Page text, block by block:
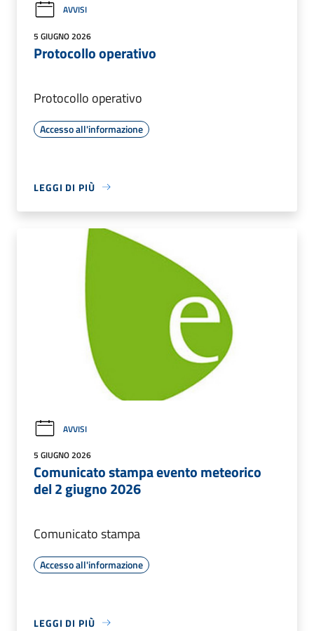
AVVISI
5 GIUGNO 2026
Protocollo operativo
Protocollo operativo
Accesso all'informazione
LEGGI DI PIÙ
AVVISI
5 GIUGNO 2026
Comunicato stampa evento meteorico
del 2 giugno 2026
Comunicato stampa
Accesso all'informazione
LEGGI DI PIÙ